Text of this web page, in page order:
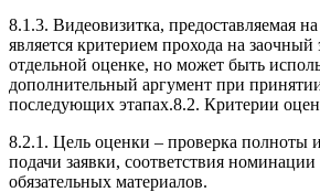
8.1.3. Видеовизитка, предоставляемая
является критерием прохода на
отдельной оценке, но может быть
дополнительный аргумент при
последующих этапах.8.2. Критерии
8.2.1. Цель оценки – проверка полноты
подачи заявки, соответствия
обязательных материалов.